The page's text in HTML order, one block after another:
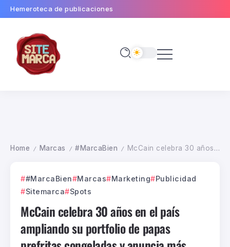
Hemeroteca de publicaciones
Home / Marcas / #MarcaBien / McCain celebra 30 años en el país ampliando su portfolio de papas prefritas congeladas y anuncia más inversiones
#MarcaBien Marcas Marketing
Publicidad
Sitemarca
Spots
McCain celebra 30 años en el país
ampliando su portfolio de papas